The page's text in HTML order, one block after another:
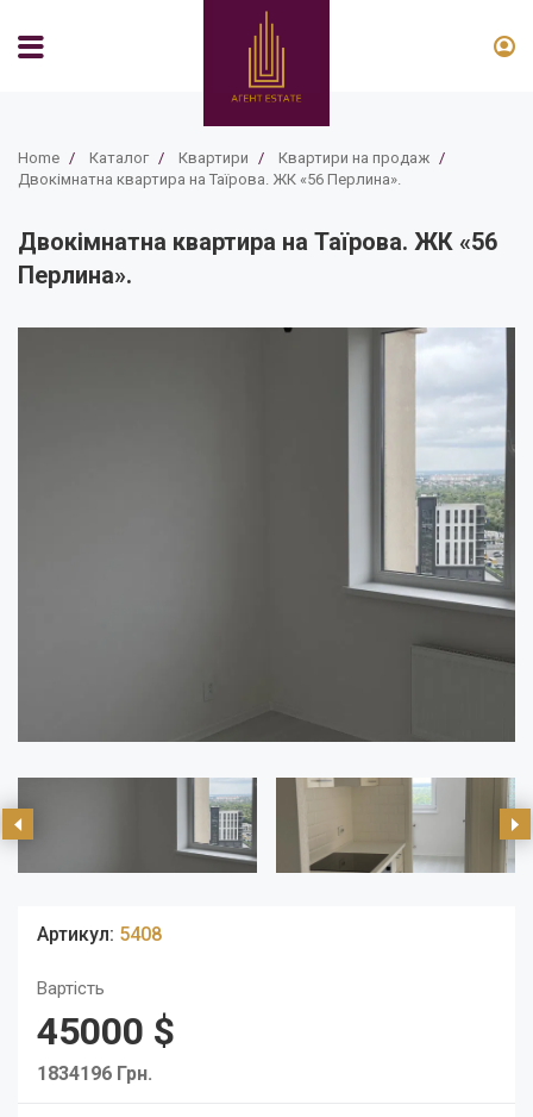
Home / Каталог / Квартири / Квартири на продаж /
Двокімнатна квартира на Таїрова. ЖК «56 Перлина».
Двокімнатна квартира на Таїрова. ЖК «56
Перлина».
Артикул: 5408
Вартість
45000 $
1834196 Грн.